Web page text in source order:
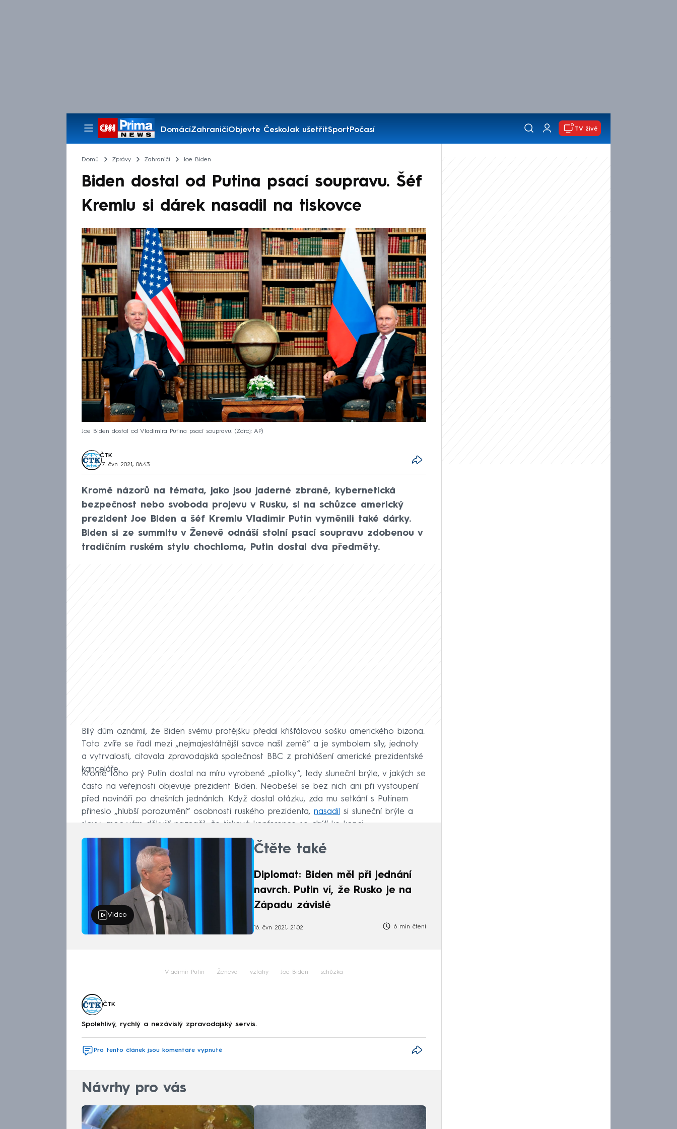
DomácíZahraničíObjevte ČeskoJak ušetřitSportPočasí
Pořady
TV živě
Domů Zprávy Zahraničí Joe Biden
Biden dostal od Putina psací soupravu. Šéf
Kremlu si dárek nasadil na tiskovce
Joe Biden dostal od Vladimira Putina psací soupravu. Zdroj: AP
ČTK
17. čvn 2021, 06:43
Kromě názorů na témata, jako jsou jaderné zbraně, kybernetická
bezpečnost nebo svoboda projevu v Rusku, si na schůzce americký
prezident Joe Biden a šéf Kremlu Vladimir Putin vyměnili také dárky.
Biden si ze summitu v Ženevě odnáší stolní psací soupravu zdobenou v
tradičním ruském stylu chochloma, Putin dostal dva předměty.
Bílý dům oznámil, že Biden svému protějšku předal křišťálovou sošku amerického bizona.
Toto zvíře se řadí mezi „nejmajestátnější savce naší země“ a je symbolem síly, jednoty
a vytrvalosti, citovala zpravodajská společnost BBC z prohlášení americké prezidentské
kanceláře.
Kromě toho prý Putin dostal na míru vyrobené „pilotky“, tedy sluneční brýle, v jakých se
často na veřejnosti objevuje prezident Biden. Neobešel se bez nich ani při vystoupení
před novináři po dnešních jednáních. Když dostal otázku, zda mu setkání s Putinem
přineslo „hlubší porozumění“ osobnosti ruského prezidenta, nasadil
si sluneční brýle a
slovy „moc vám děkuji“ naznačil, že tisková konference se chýlí ke konci.
Video
Čtěte také
Diplomat: Biden měl při jednání
navrch. Putin ví, že Rusko je na
Západu závislé
16. čvn 2021, 21:02 6 min čtení
Vladimir Putin Ženeva vztahy Joe Biden schůzka
ČTK
Spolehlivý, rychlý a nezávislý zpravodajský servis.
Pro tento článek jsou komentáře vypnuté
Návrhy pro vás